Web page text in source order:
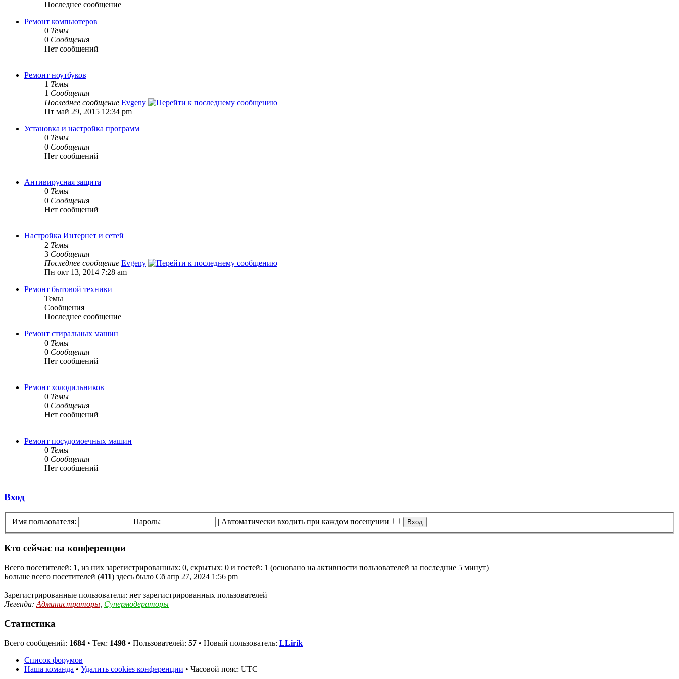
Последнее сообщение
Ремонт компьютеров
0 Темы
0 Сообщения
Нет сообщений
Ремонт ноутбуков
1 Темы
1 Сообщения
Последнее сообщение Evgeny
Пт май 29, 2015 12:34 pm
Установка и настройка программ
0 Темы
0 Сообщения
Нет сообщений
Антивирусная защита
0 Темы
0 Сообщения
Нет сообщений
Настройка Интернет и сетей
2 Темы
3 Сообщения
Последнее сообщение Evgeny
Пн окт 13, 2014 7:28 am
Ремонт бытовой техники
Темы
Сообщения
Последнее сообщение
Ремонт стиральных машин
0 Темы
0 Сообщения
Нет сообщений
Ремонт холодильников
0 Темы
0 Сообщения
Нет сообщений
Ремонт посудомоечных машин
0 Темы
0 Сообщения
Нет сообщений
Вход
Имя пользователя: Пароль: | Автоматически входить при каждом посещении
Кто сейчас на конференции
Всего посетителей: 1, из них зарегистрированных: 0, скрытых: 0 и гостей: 1 (основано на активности пользователей за последние 5 минут)
Больше всего посетителей (411) здесь было Сб апр 27, 2024 1:56 pm
Зарегистрированные пользователи: нет зарегистрированных пользователей
Легенда: Администраторы Супермодераторы
Статистика
Всего сообщений: 1684 • Тем: 1498 • Пользователей: 57 • Новый пользователь: LLirik
Список форумов
Наша команда • Удалить cookies конференции • Часовой пояс: UTC